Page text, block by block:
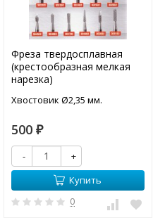
Фреза твердосплавная
(крестообразная мелкая
нарезка)
Хвостовик Ø2,35 мм.
500 ₽
-
+
Купить
0